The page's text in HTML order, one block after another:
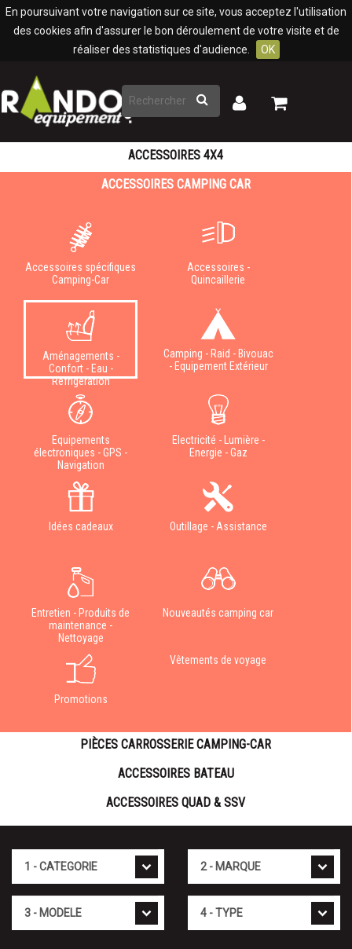
En poursuivant votre navigation sur ce site, vous acceptez l'utilisation
des cookies afin d'assurer le bon déroulement de votre visite et de
réaliser des statistiques d'audience.
OK
Rechercher
Mon
Mon
ACCESSOIRES 4X4
ACCESSOIRES CAMPING CAR
Accessoires spécifiques
Camping-Car
Accessoires -
Quincaillerie
Aménagements -
Confort - Eau -
Réfrigération
Camping - Raid - Bivouac
- Equipement Extérieur
Equipements
électroniques - GPS -
Navigation
Electricité - Lumière -
Energie - Gaz
Idées cadeaux Outillage - Assistance
Entretien - Produits de
maintenance -
Nettoyage
Nouveautés camping car
Promotions
Vêtements de voyage
PIÈCES CARROSSERIE CAMPING-CAR
ACCESSOIRES BATEAU
ACCESSOIRES QUAD & SSV
Panneau de gestion des cookies